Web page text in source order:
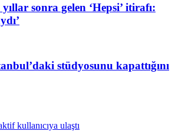
sonra gelen ‘Hepsi’ itirafı:
stüdyosunu kapattığını